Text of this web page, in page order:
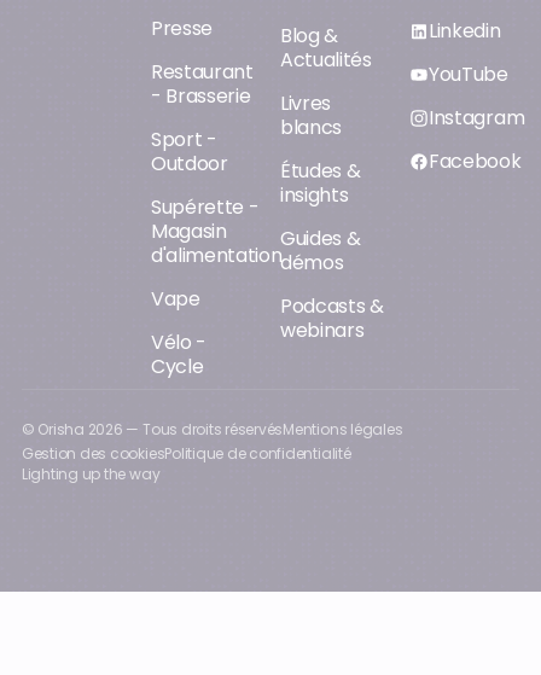
Presse
Restaurant
- Brasserie
Sport -
Outdoor
Supérette -
Magasin
d'alimentation
Vape
Vélo -
Cycle
Blog &
Actualités
Livres
blancs
Études &
insights
Guides &
démos
Podcasts &
webinars
Linkedin
YouTube
Instagram
Facebook
© Orisha 2026 — Tous droits réservésMentions légales
Gestion des cookiesPolitique de confidentialité
Lighting up the way